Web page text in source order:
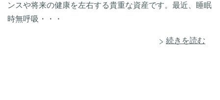
ンスや将来の健康を左右する貴重な資産です。最近、睡眠
時無呼吸・・・
続きを読む